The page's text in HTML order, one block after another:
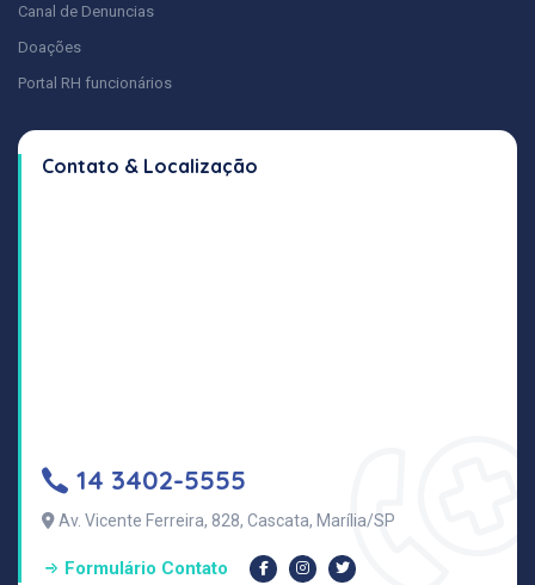
Canal de Denuncias
Doações
Portal RH funcionários
Contato & Localização
14 3402-5555
Av. Vicente Ferreira, 828, Cascata, Marília/SP
Formulário Contato